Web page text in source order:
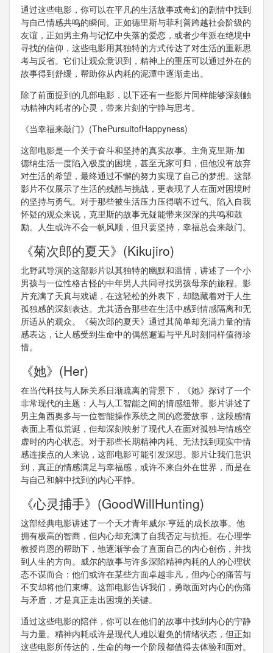
通过这些电影，你可以在平凡的生活故事或奇幻的剧情中找到
与自己情感共鸣的瞬间。正如德里斯与菲利普跨越社会阶级的
友谊，正如男主角与记忆中失落的爱恋，或者少年派在绝境中
寻找的信仰，这些电影用其独特的方式传达了对生活的重新思
考与反省。它们让观众意识到，精神上的重压可以通过外在的
故事得到舒缓，帮助你从内耗的泥潭中逐渐走出。
除了前面提到的几部电影，以下还有一些影片同样能够深刻触
动精神内耗者的心灵，带来片刻的宁静与思考。
《当幸福来敲门》(ThePursuitofHappyness)
这部电影是一个关于奋斗和坚持的真实故事。主角克里斯·加
德纳生活一度陷入极度的困境，甚至无家可归，但他没有放弃
对生活的希望，最终通过不懈的努力实现了自己的梦想。这部
影片不仅展示了生活的残酷与挑战，更表现了人在面对困境时
的坚持与勇气。对于那些被生活压力压得喘不过气、陷入自我
怀疑的观众来说，克里斯的故事无疑能带来深深的共鸣和鼓
励。人生或许不会一帆风顺，但只要坚持，幸福总会来敲门。
《菊次郎的夏天》(Kikujiro)
北野武导演的这部影片以其独特的幽默和温情，讲述了一个小
男孩与一位性格古怪的中年男人共同寻找男孩母亲的旅程。影
片充满了天真与戏谑，在这轻松的外表下，却隐藏着对于人生
孤独感的深刻表达。尤其适合那些在生活中感到情感隔离和无
所适从的观众。《菊次郎的夏天》通过其简单却充满力量的情
感表达，让人感受到生命中的偶然邂逅与平凡时刻同样值得珍
惜。
《她》(Her)
在当代科技与人际关系日渐疏离的背景下，《她》探讨了一个
非常现代的主题：人与人工智能之间的情感纽带。影片讲述了
男主角西奥多与一位智能操作系统之间的恋爱故事，这段感情
表面上看似荒诞，但却深刻映射了现代人在面对孤独与情感空
虚时的内心状态。对于那些长期精神内耗、无法找到现实中情
感连接点的人来说，这部电影可能引发深思。影片让我们意识
到，真正的情感满足与幸福感，或许不来自外在世界，而是在
与自己和解中找到的内心平静。
《心灵捕手》(GoodWillHunting)
这部经典电影讲述了一个天才青年威尔·亨廷的成长故事。他
拥有极高的智商，但内心却充满了自我否定与抗拒。在心理学
教授肖恩的帮助下，他逐渐学会了直面自己的内心创伤，并找
到人生的方向。威尔的故事与许多深陷精神内耗的人的心理状
态不谋而合：他们或许在某些方面卓越非凡，但内心的痛苦与
不安却将他们束缚。这部电影告诉我们，勇敢面对内心的伤痛
与矛盾，才是真正走出困境的关键。
通过这些电影的陪伴，你可以在他们的故事中找到内心的宁静
与力量。精神内耗或许是现代人难以避免的情绪状态，但正如
这些电影所传达的，生命的每一个阶段都值得去体验和面对。